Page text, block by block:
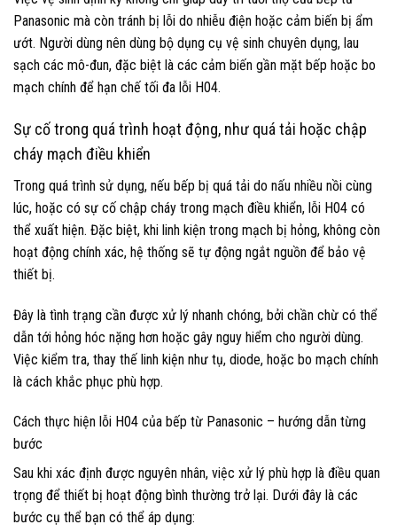
Panasonic mà còn tránh bị lỗi do nhiễu điện hoặc cảm biến bị ẩm
ướt. Người dùng nên dùng bộ dụng cụ vệ sinh chuyên dụng, lau
sạch các mô-đun, đặc biệt là các cảm biến gần mặt bếp hoặc bo
mạch chính để hạn chế tối đa lỗi H04.
Sự cố trong quá trình hoạt động, như quá tải hoặc chập
cháy mạch điều khiển
Trong quá trình sử dụng, nếu bếp bị quá tải do nấu nhiều nồi cùng
lúc, hoặc có sự cố chập cháy trong mạch điều khiển, lỗi H04 có
thể xuất hiện. Đặc biệt, khi linh kiện trong mạch bị hỏng, không còn
hoạt động chính xác, hệ thống sẽ tự động ngắt nguồn để bảo vệ
thiết bị.
Đây là tình trạng cần được xử lý nhanh chóng, bởi chần chừ có thể
dẫn tới hỏng hóc nặng hơn hoặc gây nguy hiểm cho người dùng.
Việc kiểm tra, thay thế linh kiện như tụ, diode, hoặc bo mạch chính
là cách khắc phục phù hợp.
Cách thực hiện lỗi H04 của bếp từ Panasonic – hướng dẫn từng
bước
Sau khi xác định được nguyên nhân, việc xử lý phù hợp là điều quan
trọng để thiết bị hoạt động bình thường trở lại. Dưới đây là các
bước cụ thể bạn có thể áp dụng: